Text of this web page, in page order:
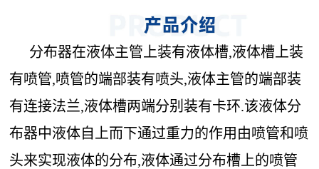
分布器在液体主管上装有液体槽,液体槽上装
有喷管,喷管的端部装有喷头,液体主管的端部装
有连接法兰,液体槽两端分别装有卡环.该液体分
布器中液体自上而下通过重力的作用由喷管和喷
头来实现液体的分布,液体通过分布槽上的喷管